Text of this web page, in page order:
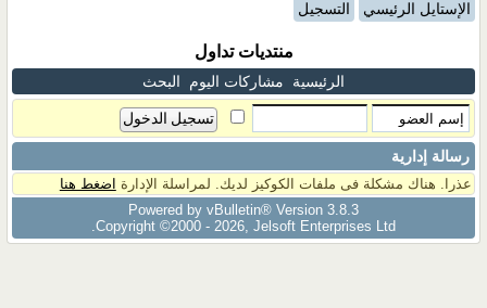
الإستايل الرئيسي التسجيل
منتديات تداول
الرئيسية مشاركات اليوم البحث
رسالة إدارية
عذرا. هناك مشكلة فى ملفات الكوكيز لديك. لمراسلة الإدارة اضغط هنا
Powered by vBulletin® Version 3.8.3
Copyright ©2000 - 2026, Jelsoft Enterprises Ltd.